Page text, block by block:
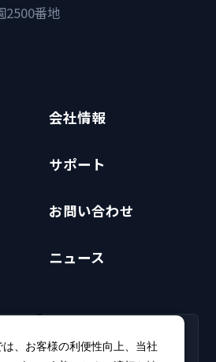
2500番地
会社情報
サポート
お問い合わせ
ニュース
CLUB PHI（会員専
、お客様の利便性向上、当社